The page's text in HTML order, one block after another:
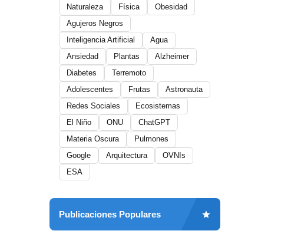
Naturaleza
Física
Obesidad
Agujeros Negros
Inteligencia Artificial
Agua
Ansiedad
Plantas
Alzheimer
Diabetes
Terremoto
Adolescentes
Frutas
Astronauta
Redes Sociales
Ecosistemas
El Niño
ONU
ChatGPT
Materia Oscura
Pulmones
Google
Arquitectura
OVNIs
ESA
Publicaciones Populares